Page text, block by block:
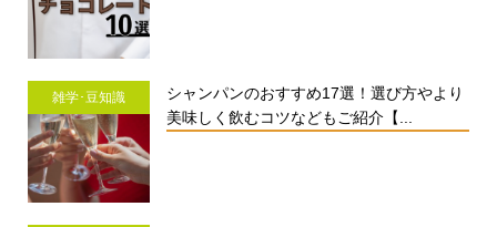
雑学･豆知識
シャンパンのおすすめ17選！選び方やより
美味しく飲むコツなどもご紹介【...